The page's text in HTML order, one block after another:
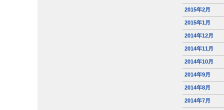
2015年2月
2015年1月
2014年12月
2014年11月
2014年10月
2014年9月
2014年8月
2014年7月